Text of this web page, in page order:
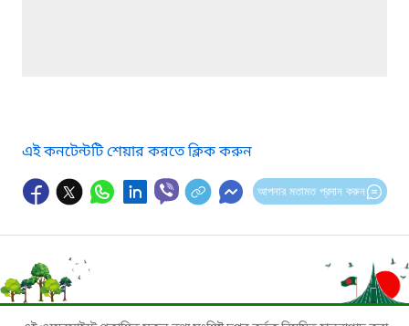
এই কনটেন্টটি শেয়ার করতে ক্লিক করুন
আপনার মতামত প্রদান করুন